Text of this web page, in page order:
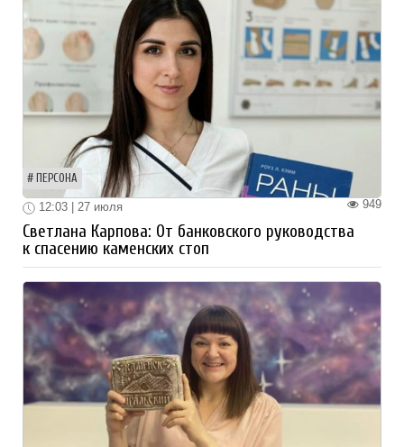
ПЕРСОНА
949
12:03 | 27 июля
Светлана Карпова: От банковского руководства
к спасению каменских стоп